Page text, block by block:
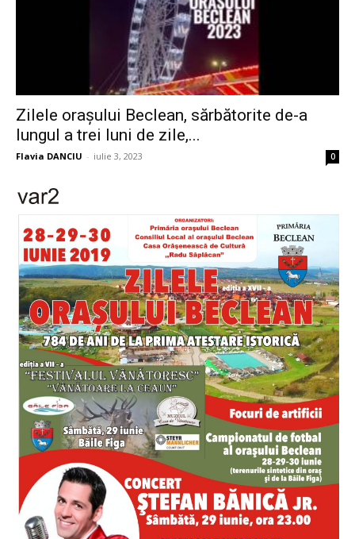
Zilele orașului Beclean, sărbătorite de-a
lungul a trei luni de zile,...
Flavia DANCIU - iulie 3, 2023 0